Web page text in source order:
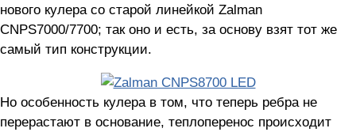
нового кулера со старой линейкой Zalman
CNPS7000/7700; так оно и есть, за основу взят тот же
самый тип конструкции.
Но особенность кулера в том, что теперь ребра не
перерастают в основание, теплоперенос происходит